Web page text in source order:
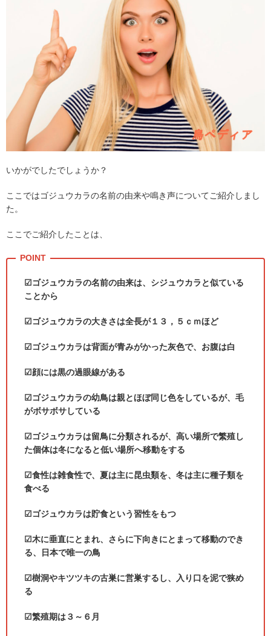
いかがでしたでしょうか？
ここではゴジュウカラの名前の由来や鳴き声についてご紹介しまし
た。
ここでご紹介したことは、
☑ゴジュウカラの名前の由来は、シジュウカラと似ている
ことから
☑ゴジュウカラの大きさは全長が１３，５ｃｍほど
☑ゴジュウカラは背面が青みがかった灰色で、お腹は白
☑顔には黒の過眼線がある
☑ゴジュウカラの幼鳥は親とほぼ同じ色をしているが、毛
がボサボサしている
☑ゴジュウカラは留鳥に分類されるが、高い場所で繁殖し
た個体は冬になると低い場所へ移動をする
☑食性は雑食性で、夏は主に昆虫類を、冬は主に種子類を
食べる
☑ゴジュウカラは貯食という習性をもつ
☑木に垂直にとまれ、さらに下向きにとまって移動のでき
る、日本で唯一の鳥
☑樹洞やキツツキの古巣に営巣するし、入り口を泥で狭め
る
☑繁殖期は３～６月